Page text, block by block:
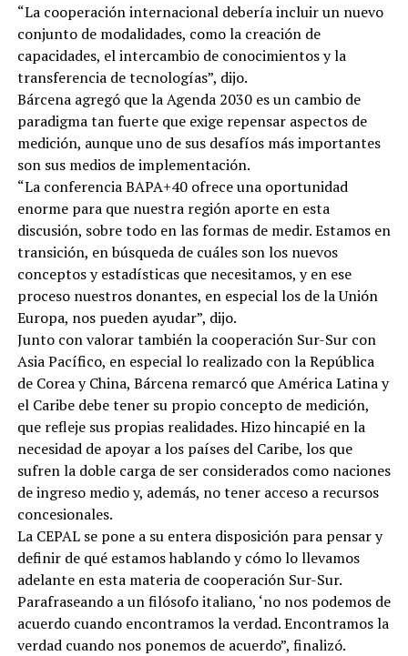
“La cooperación internacional debería incluir un nuevo
conjunto de modalidades, como la creación de
capacidades, el intercambio de conocimientos y la
transferencia de tecnologías”, dijo.
Bárcena agregó que la Agenda 2030 es un cambio de
paradigma tan fuerte que exige repensar aspectos de
medición, aunque uno de sus desafíos más importantes
son sus medios de implementación.
“La conferencia BAPA+40 ofrece una oportunidad
enorme para que nuestra región aporte en esta
discusión, sobre todo en las formas de medir. Estamos en
transición, en búsqueda de cuáles son los nuevos
conceptos y estadísticas que necesitamos, y en ese
proceso nuestros donantes, en especial los de la Unión
Europa, nos pueden ayudar”, dijo.
Junto con valorar también la cooperación Sur-Sur con
Asia Pacífico, en especial lo realizado con la República
de Corea y China, Bárcena remarcó que América Latina y
el Caribe debe tener su propio concepto de medición,
que refleje sus propias realidades. Hizo hincapié en la
necesidad de apoyar a los países del Caribe, los que
sufren la doble carga de ser considerados como naciones
de ingreso medio y, además, no tener acceso a recursos
concesionales.
La CEPAL se pone a su entera disposición para pensar y
definir de qué estamos hablando y cómo lo llevamos
adelante en esta materia de cooperación Sur-Sur.
Parafraseando a un filósofo italiano, ‘no nos podemos de
acuerdo cuando encontramos la verdad. Encontramos la
verdad cuando nos ponemos de acuerdo”, finalizó.